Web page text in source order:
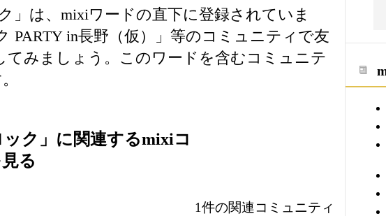
」は、mixiワードの直下に登録されていま
PARTY in長野（仮）」等のコミュニティで友
てみましょう。このワードを含むコミュニテ
ック」に関連するmixiコ
る
1件の関連コミュニティ